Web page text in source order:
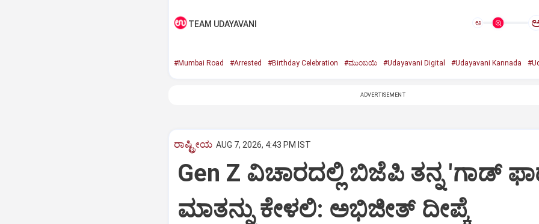
TEAM UDAYAVANI ಅ
#Mumbai Road #Arrested #Birthday Celebration #ಮುಂಬಯಿ #Udayavani Digital #Udayavani Kannada
ADVERTISEMENT
ರಾಷ್ಟ್ರೀಯ AUG 7, 2026, 4:43 PM IST
Gen Z ವಿಚಾರದಲ್ಲಿ ಬಿಜೆಪಿ ತನ್ನ 'ಗಾಡ್
ಮಾತನ್ನು ಕೇಳಲಿ: ಅಭಿಜೀತ್ ದೀಪ್ಕೆ